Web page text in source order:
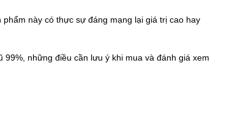
này có thực sự đáng mạng lại giá trị cao hay
những điều cần lưu ý khi mua và đánh giá xem